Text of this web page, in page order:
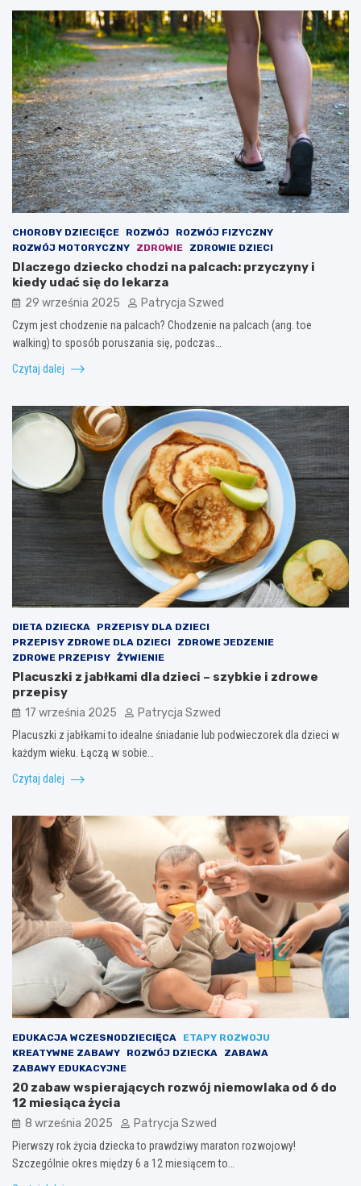
CHOROBY DZIECIĘCE ROZWÓJ
ROZWÓJ FIZYCZNY
ROZWÓJ MOTORYCZNY
ZDROWIE ZDROWIE DZIECI
Dlaczego dziecko chodzi na palcach: przyczyny i
kiedy udać się do lekarza
29 września 2025 Patrycja Szwed
Czym jest chodzenie na palcach? Chodzenie na palcach (ang. toe
walking) to sposób poruszania się, podczas…
Czytaj dalej
DIETA DZIECKA
PRZEPISY DLA DZIECI
PRZEPISY ZDROWE DLA DZIECI
ZDROWE JEDZENIE
ZDROWE PRZEPISY ŻYWIENIE
Placuszki z jabłkami dla dzieci – szybkie i zdrowe
przepisy
17 września 2025 Patrycja Szwed
Placuszki z jabłkami to idealne śniadanie lub podwieczorek dla dzieci w
każdym wieku. Łączą w sobie…
Czytaj dalej
EDUKACJA WCZESNODZIECIĘCA
ETAPY ROZWOJU
KREATYWNE ZABAWY
ROZWÓJ DZIECKA
ZABAWA
ZABAWY EDUKACYJNE
20 zabaw wspierających rozwój niemowlaka od 6 do
12 miesiąca życia
8 września 2025 Patrycja Szwed
Pierwszy rok życia dziecka to prawdziwy maraton rozwojowy!
Szczególnie okres między 6 a 12 miesiącem to…